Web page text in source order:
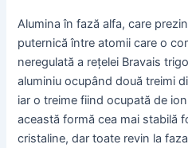
Alumina în fază alfa, care
puternică între atomii care o
neregulată a rețelei Bravais
aluminiu ocupând două treimi
iar o treime fiind ocupată de
această formă cea mai stabilă
cristaline, dar toate revin la